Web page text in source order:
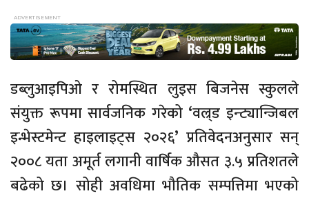
डब्लुआइपिओ र रोमस्थित लुइस बिजनेस स्कुलले
संयुक्त रूपमा सार्वजनिक गरेको ‘वल्र्ड इन्ट्यान्जिबल
इन्भेस्टमेन्ट हाइलाइट्स २०२६’ प्रतिवेदनअनुसार सन्
२००८ यता अमूर्त लगानी वार्षिक औसत ३.५ प्रतिशतले
बढेको छ। सोही अवधिमा भौतिक सम्पत्तिमा भएको